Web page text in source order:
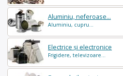
Aluminiu, neferoase...
Aluminiu, cupru...
Electrice și electronice
Frigidere, televizoare...